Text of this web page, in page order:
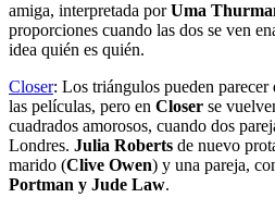
amiga, interpretada porUma
proporciones cuando las dos se ven
idea quién es quién.
Closer: Los triángulos pueden
las películas, pero en Closer se
cuadrados amorosos, cuando dos
Londres. Julia Roberts de nuevo
marido (Clive Owen) y una pareja,
Portman y Jude Law.